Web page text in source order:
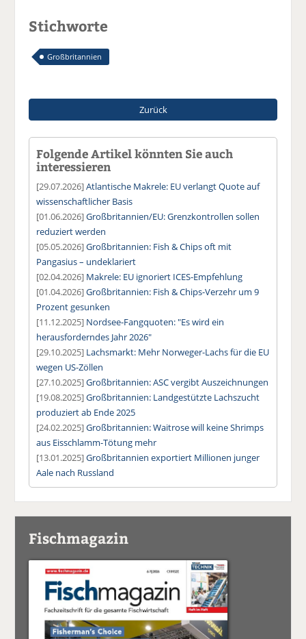
Stichworte
Großbritannien
Zurück
Folgende Artikel könnten Sie auch
interessieren
[29.07.2026]Atlantische Makrele: EU verlangt Quote auf
wissenschaftlicher Basis
[01.06.2026]Großbritannien/EU: Grenzkontrollen sollen
reduziert werden
[05.05.2026]Großbritannien: Fish & Chips oft mit
Pangasius – undeklariert
[02.04.2026] Makrele: EU ignoriert ICES-Empfehlung
[01.04.2026]Großbritannien: Fish & Chips-Verzehr um 9
Prozent gesunken
[11.12.2025] Nordsee-Fangquoten: "Es wird ein
herausforderndes Jahr 2026"
[29.10.2025] Lachsmarkt: Mehr Norweger-Lachs für die EU
wegen US-Zöllen
[27.10.2025]Großbritannien: ASC vergibt Auszeichnungen
[19.08.2025]Großbritannien: Landgestützte Lachszucht
produziert ab Ende 2025
[24.02.2025]Großbritannien: Waitrose will keine Shrimps
aus Eisschlamm-Tötung mehr
[13.01.2025]Großbritannien exportiert Millionen junger
Aale nach Russland
Fischmagazin